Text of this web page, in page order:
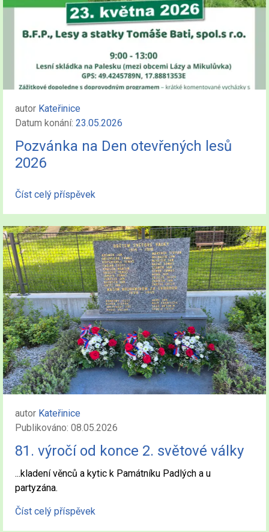
autor Kateřinice
Datum konání: 23.05.2026
Pozvánka na Den otevřených lesů
2026
Číst celý příspěvek
autor Kateřinice
Publikováno: 08.05.2026
81. výročí od konce 2. světové války
...kladení věnců a kytic k Památníku Padlých a u
partyzána.
Číst celý příspěvek